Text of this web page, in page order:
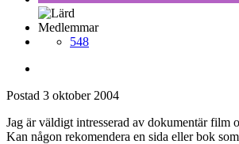
Medlemmar
548
Postad 3 oktober 2004
Jag är väldigt intresserad av dokumentär film
Kan någon rekomendera en sida eller bok